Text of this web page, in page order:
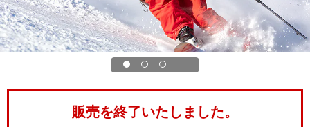
販売を終了いたしました。